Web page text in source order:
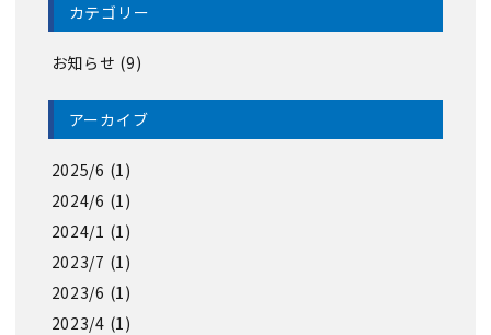
カテゴリー
お知らせ (9)
アーカイブ
2025/6 (1)
2024/6 (1)
2024/1 (1)
2023/7 (1)
2023/6 (1)
2023/4 (1)